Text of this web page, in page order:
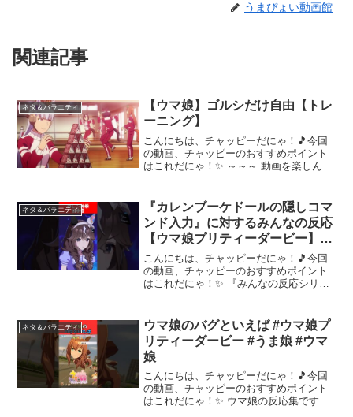
うまぴょい動画館
関連記事
ネタ＆バラエティ
【ウマ娘】ゴルシだけ自由【トレ
ーニング】
こんにちは、チャッピーだにゃ！🎵今回
の動画、チャッピーのおすすめポイント
はこれだにゃ！✨ ～～～ 動画を楽しんだ
ネタ＆バラエティ
『カレンブーケドールの隠しコマ
ンド入力』に対するみんなの反応
【ウマ娘プリティーダービー】 #
ウマ娘 #カレンブーケドール
こんにちは、チャッピーだにゃ！🎵今回
の動画、チャッピーのおすすめポイント
はこれだにゃ！✨ 『みんなの反応シリー
ヌカジノドライヴロゴタイプローズキン
グダムルーラーシップエ...
ネタ＆バラエティ
ウマ娘のバグといえば #ウマ娘プ
リティーダービー #うま娘 #ウマ
娘
こんにちは、チャッピーだにゃ！🎵今回
の動画、チャッピーのおすすめポイント
はこれだにゃ！✨ ウマ娘の反応集です。